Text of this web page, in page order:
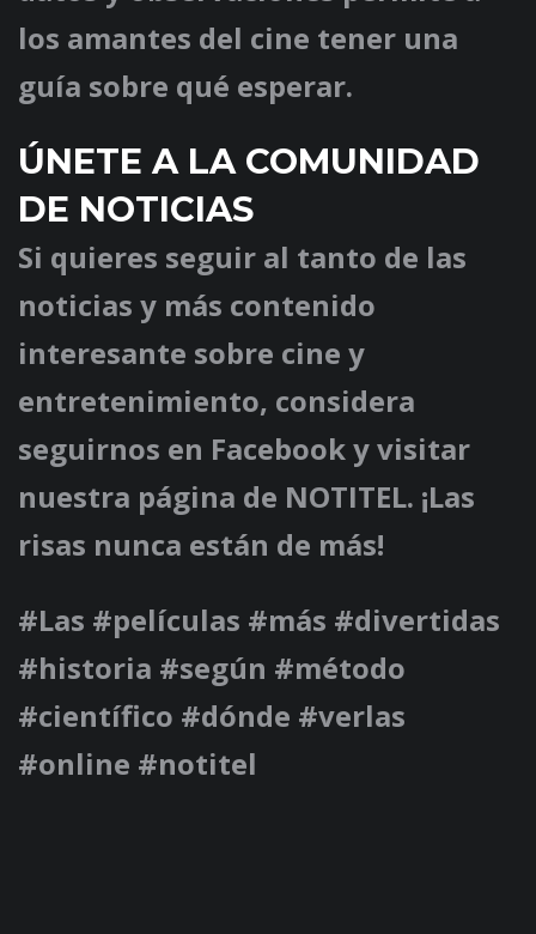
los amantes del cine tener una
guía sobre qué esperar.
ÚNETE A LA COMUNIDAD
DE NOTICIAS
Si quieres seguir al tanto de las
noticias y más contenido
interesante sobre cine y
entretenimiento, considera
seguirnos en Facebook y visitar
nuestra página de NOTITEL. ¡Las
risas nunca están de más!
#Las #películas #más #divertidas
#historia #según #método
#científico #dónde #verlas
#online #notitel